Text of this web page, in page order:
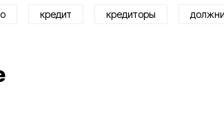
кредит кредиторы